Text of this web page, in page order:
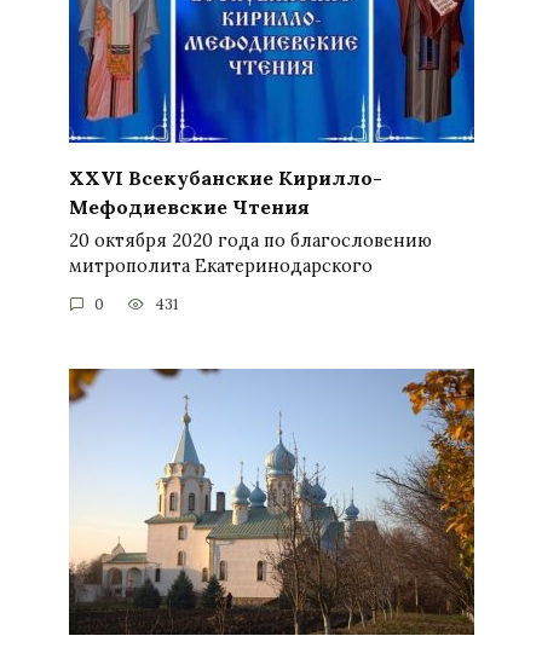
XXVI Всекубанские Кирилло-
Мефодиевские Чтения
20 октября 2020 года по благословению
митрополита Екатеринодарского
0 431